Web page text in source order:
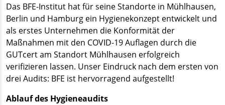
Das BFE-Institut hat für seine Standorte in Mühlhausen,
Berlin und Hamburg ein Hygienekonzept entwickelt und
als erstes Unternehmen die Konformität der
Maßnahmen mit den COVID-19 Auflagen durch die
GUTcert am Standort Mühlhausen erfolgreich
verifizieren lassen. Unser Eindruck nach dem ersten von
drei Audits: BFE ist hervorragend aufgestellt!
Ablauf des Hygieneaudits